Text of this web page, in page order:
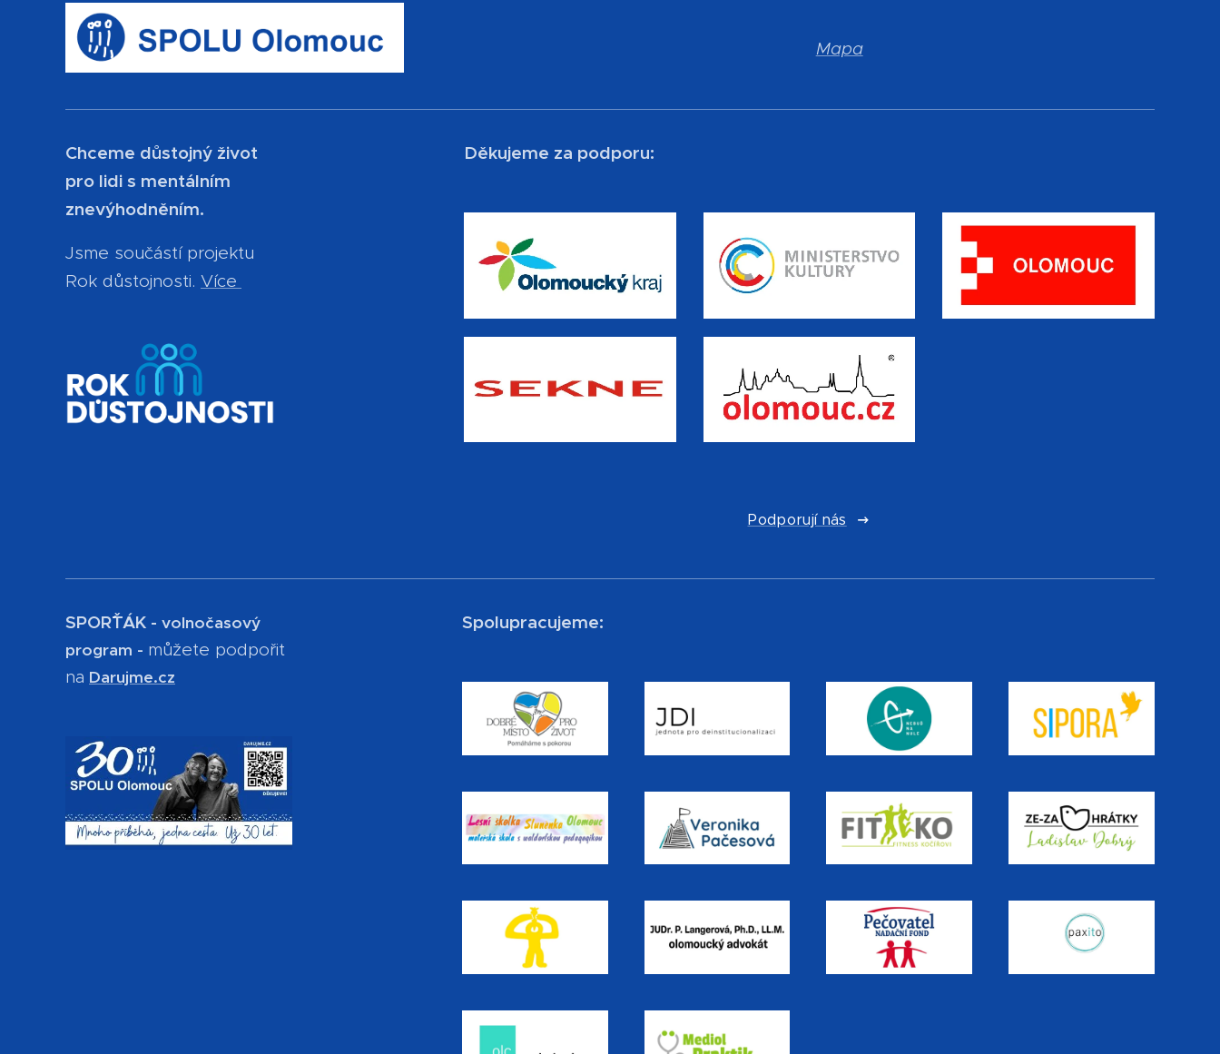
Mapa
Chceme důstojný život
pro lidi s mentálním
znevýhodněním.
Jsme součástí projektu
Rok důstojnosti. Více
Děkujeme za podporu:
Podporují nás
SPOR´ŤÁK - volnočasový
program - můžete podpořit
na Darujme.cz
Spolupracujeme: